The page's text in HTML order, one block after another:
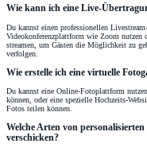
Wie kann ich eine Live-
Du kannst einen professionellen
Videokonferenzplattform wie Zoom nutzen
streamen, um Gästen die Möglichkeit zu
verfolgen.
Wie erstelle ich eine virtuelle
Du kannst eine Online-Fotoplattform
können, oder eine spezielle Hochzeits-
Fotos teilen können.
Welche Arten von
verschicken?